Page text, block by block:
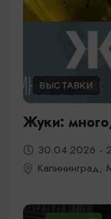
ВЫСТАВКИ
Жуки:
30.04.2026 -
Калининград,